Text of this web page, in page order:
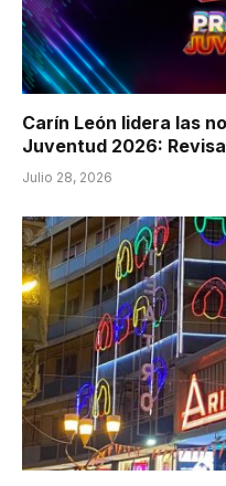
Carín León lidera las
Juventud 2026:
Julio 28, 2026